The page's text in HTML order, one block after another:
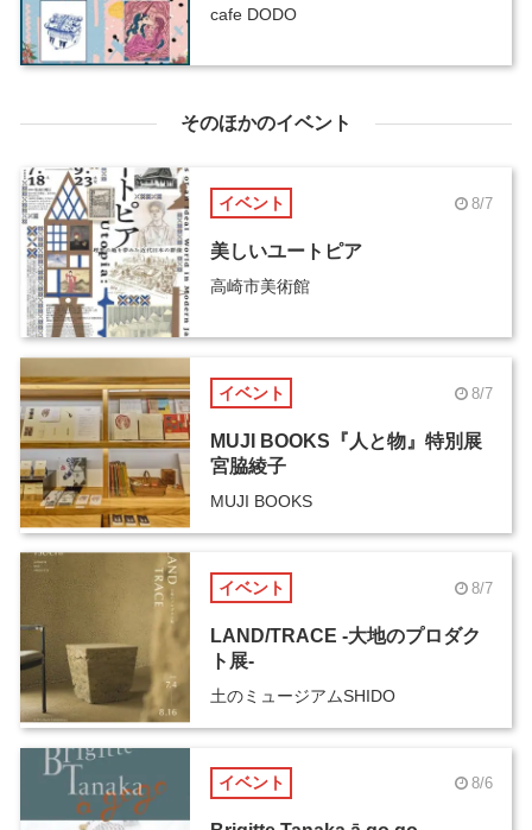
cafe DODO
そのほかのイベント
イベント 8/7
美しいユートピア
高崎市美術館
イベント 8/7
MUJI BOOKS『人と物』特別展
宮脇綾子
MUJI BOOKS
イベント 8/7
LAND/TRACE -大地のプロダク
ト展-
土のミュージアムSHIDO
イベント 8/6